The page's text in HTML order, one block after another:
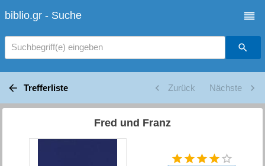
biblio.gr - Suche
Suchbegriff(e) eingeben
Trefferliste Zurück Nächste
Fred und Franz